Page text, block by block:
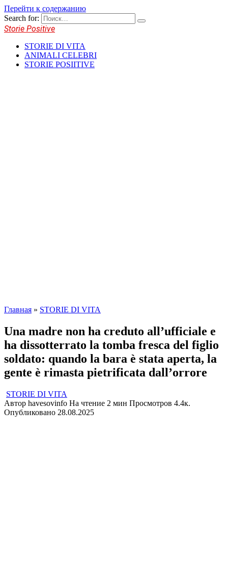
Перейти к содержанию
Search for:
Storie Positive
STORIE DI VITA
ANIMALI CELEBRI
STORIE POSIITIVE
Главная » STORIE DI VITA
Una madre non ha creduto all’ufficiale e
ha dissotterrato la tomba fresca del figlio
soldato: quando la bara è stata aperta, la
gente è rimasta pietrificata dall’orrore
STORIE DI VITA
Автор havesovinfo На чтение 2 мин Просмотров 4.4к.
Опубликовано 28.08.2025